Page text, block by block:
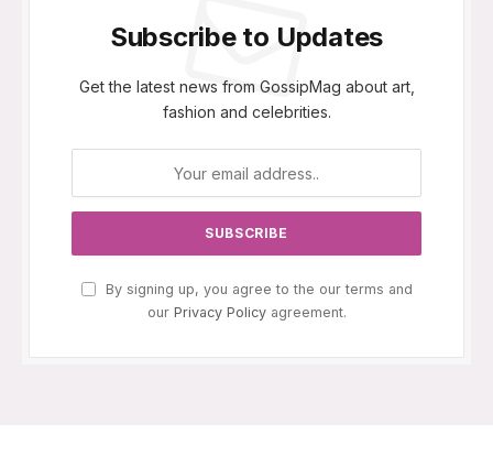
Subscribe to Updates
Get the latest news from GossipMag about art,
fashion and celebrities.
By signing up, you agree to the our terms and
our Privacy Policyagreement.